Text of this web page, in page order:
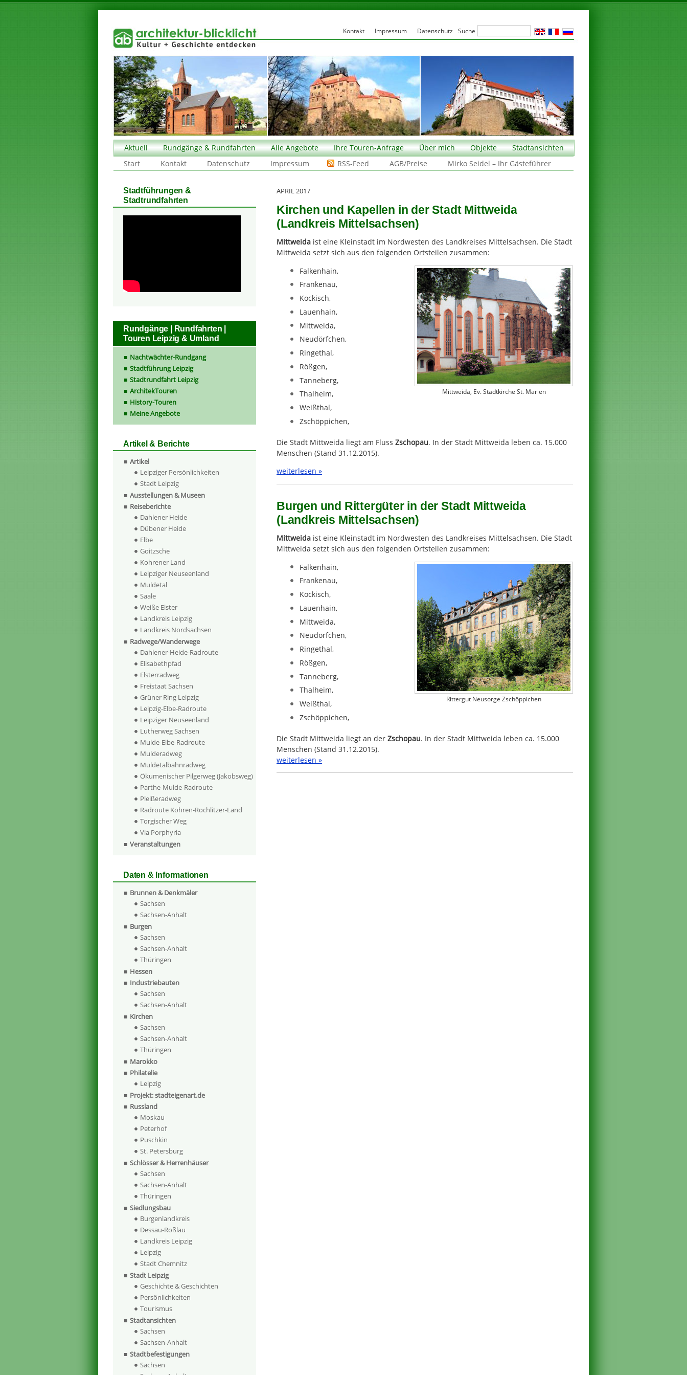
Aktuell Rundgänge & Rundfahrten Alle Angebote Ihre Touren-Anfrage Über mich Objekte
Stadtansichten
Start
Kontakt Datenschutz Impressum RSS-Feed AGB/Preise Mirko Seidel – Ihr Gästeführer
APRIL 2017
Kirchen und Kapellen in der Stadt Mittweida
(Landkreis Mittelsachsen)
Mittweida ist eine Kleinstadt im Nordwesten des Landkreises Mittelsachsen. Die Stadt
Mittweida setzt sich aus den folgenden Ortsteilen zusammen:
Mittweida, Ev. Stadtkirche St. Marien
Falkenhain,
Frankenau,
Kockisch,
Lauenhain,
Mittweida,
Neudörfchen,
Ringethal,
Rößgen,
Tanneberg,
Thalheim,
Weißthal,
Zschöppichen,
Die Stadt Mittweida liegt am Fluss Zschopau. In der Stadt Mittweida leben ca. 15.000
Menschen (Stand 31.12.2015).
weiterlesen »
Burgen und Rittergüter in der Stadt Mittweida
(Landkreis Mittelsachsen)
Mittweida ist eine Kleinstadt im Nordwesten des Landkreises Mittelsachsen. Die Stadt
Mittweida setzt sich aus den folgenden Ortsteilen zusammen:
Rittergut Neusorge Zschöppichen
Falkenhain,
Frankenau,
Kockisch,
Lauenhain,
Mittweida,
Neudörfchen,
Ringethal,
Rößgen,
Tanneberg,
Thalheim,
Weißthal,
Zschöppichen,
Die Stadt Mittweida liegt an der Zschopau. In der Stadt Mittweida leben ca. 15.000
Menschen (Stand 31.12.2015).
weiterlesen »
Stadtführungen &
Stadtrundfahrten
Rundgänge | Rundfahrten |
Touren Leipzig & Umland
Nachtwächter-Rundgang
Stadtführung Leipzig
Stadtrundfahrt Leipzig
ArchitekTouren
History-Touren
Meine Angebote
Artikel & Berichte
Artikel
Leipziger Persönlichkeiten
Stadt Leipzig
Ausstellungen & Museen
Reiseberichte
Dahlener Heide
Dübener Heide
Elbe
Goitzsche
Kohrener Land
Leipziger Neuseenland
Muldetal
Saale
Weiße Elster
Landkreis Leipzig
Landkreis Nordsachsen
Radwege/Wanderwege
Dahlener-Heide-Radroute
Elisabethpfad
Elsterradweg
Freistaat Sachsen
Grüner Ring Leipzig
Leipzig-Elbe-Radroute
Leipziger Neuseenland
Lutherweg Sachsen
Mulde-Elbe-Radroute
Mulderadweg
Muldetalbahnradweg
Ökumenischer Pilgerweg (Jakobsweg)
Parthe-Mulde-Radroute
Pleißeradweg
Radroute Kohren-Rochlitzer-Land
Torgischer Weg
Via Porphyria
Veranstaltungen
Daten & Informationen
Brunnen & Denkmäler
Sachsen
Sachsen-Anhalt
Burgen
Sachsen
Sachsen-Anhalt
Thüringen
Hessen
Industriebauten
Sachsen
Sachsen-Anhalt
Kirchen
Sachsen
Sachsen-Anhalt
Thüringen
Marokko
Philatelie
Leipzig
Projekt: stadteigenart.de
Russland
Moskau
Peterhof
Puschkin
St. Petersburg
Schlösser & Herrenhäuser
Sachsen
Sachsen-Anhalt
Thüringen
Siedlungsbau
Burgenlandkreis
Dessau-Roßlau
Landkreis Leipzig
Leipzig
Stadt Chemnitz
Stadt Leipzig
Geschichte & Geschichten
Persönlichkeiten
Tourismus
Stadtansichten
Sachsen
Sachsen-Anhalt
Stadtbefestigungen
Sachsen
Kontakt Impressum Datenschutz Suche